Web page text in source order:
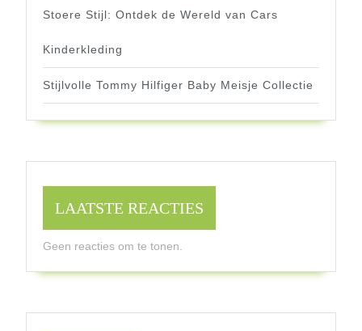
Stoere Stijl: Ontdek de Wereld van Cars
Kinderkleding
Stijlvolle Tommy Hilfiger Baby Meisje Collectie
LAATSTE REACTIES
Geen reacties om te tonen.